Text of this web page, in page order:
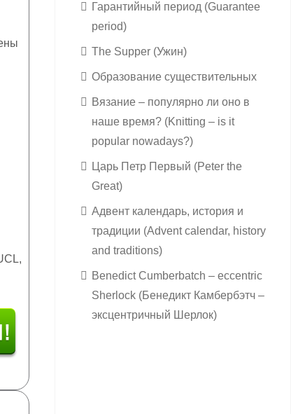
Гарантийный период (Guarantee
period)
The Supper (Ужин)
Образование существительных
Вязание – популярно ли оно в
наше время? (Knitting – is it
popular nowadays?)
Царь Петр Первый (Peter the
Great)
Адвент календарь, история и
традиции (Advent calendar, history
and traditions)
Benedict Cumberbatch – eccentric
Sherlock (Бенедикт Камбербэтч –
эксцентричный Шерлок)